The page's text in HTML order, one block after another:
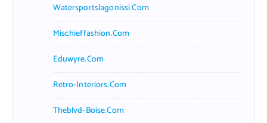
Watersportslagonissi.com
Mischieffashion.com
Eduwyre.com
Retro-Interiors.com
Theblvd-Boise.com